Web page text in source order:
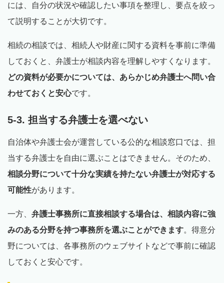
には、自分の状況や確認したい事項を整理し、要点を絞っ
て説明することが大切です。
相続の相談では、相続人や財産に関する資料を事前に準備
しておくと、弁護士が相談内容を理解しやすくなります。
どの資料が必要かについては、あらかじめ弁護士へ問い合
わせておくと安心です。
5-3. 担当する弁護士を選べない
自治体や弁護士会が運営している公的な相談窓口では、担
当する弁護士を自由に選ぶことはできません。そのため、
相談分野について十分な実績を持たない弁護士が対応する
可能性があります。
一方、 弁護士事務所に直接相談する場合は、相談内容に強
みのある分野を持つ事務所を選ぶことができます。得意分
野については、各事務所のウェブサイトなどで事前に確認
しておくと安心です。